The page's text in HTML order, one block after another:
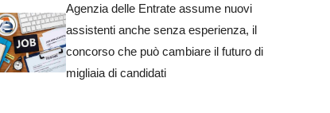
Agenzia delle Entrate assume nuovi
assistenti anche senza esperienza, il
concorso che può cambiare il futuro di
migliaia di candidati